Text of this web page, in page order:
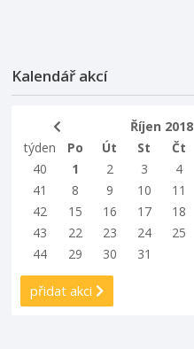
Kalendář akcí
Říjen 2018
týden
Po Út St Čt
40
1 2 3 4
41
8 9 10 11
42
15 16 17 18
43
22 23 24 25
44
29 30 31
přidat akci